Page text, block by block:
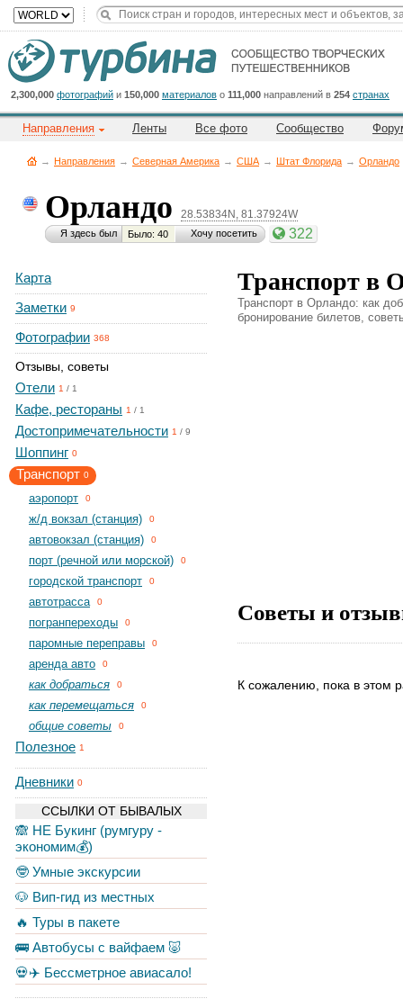
2,300,000 фотографий и 150,000 материалов о 111,000 направлений в 254 странах
Направления Ленты Все фото Сообщество
→ Направления → Северная Америка → CША → Штат Флорида → Орландо
Орландо 28.53834N, 81.37924W
Я здесь был Было: 40 Хочу посетить 322
Карта
Заметки 9
Фотографии 368
Отзывы, советы
Отели 1 / 1
Кафе, рестораны 1 / 1
Достопримечательности 1 / 9
Шоппинг 0
Транспорт 0
aэропорт 0
ж/д вокзал (станция) 0
автовокзал (станция) 0
порт (речной или морской) 0
городской транспорт 0
автотрасса 0
погранпереходы 0
паромные переправы 0
аренда авто 0
как добраться 0
как перемещаться 0
общие советы 0
Полезное 1
Дневники 0
ССЫЛКИ ОТ БЫВАЛЫХ
🙈 НЕ Букинг (румгуру -
экономим💰)
🤓 Умные экскурсии
🐶 Вип-гид из местных
🔥 Туры в пакете
🚌 Автобусы с вайфаем 🐷
💀✈️ Бессметрное авиасало!
Транспорт в
Транспорт в Орландо: как
бронирование билетов,
Советы и
К сожалению, пока в этом
Cейчас
на
сайте:
Title
Button